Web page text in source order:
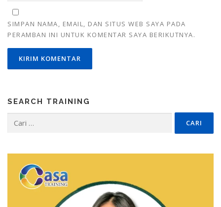
SIMPAN NAMA, EMAIL, DAN SITUS WEB SAYA PADA
PERAMBAN INI UNTUK KOMENTAR SAYA BERIKUTNYA.
SEARCH TRAINING
untuk: